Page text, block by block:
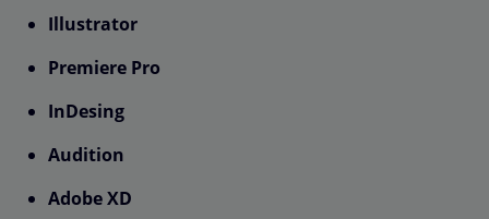
Illustrator
Premiere Pro
InDesing
Audition
Adobe XD